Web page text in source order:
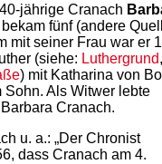
jährige Cranach
fünf (andere
mit seiner Frau war er
(siehe: Luthergrund,
) mit Katharina von
Sohn. Als Witwer lebte
Cranach.
u. a.: „Der Chronist
dass Cranach am 4.